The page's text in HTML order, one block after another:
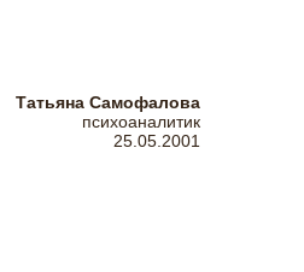
Татьяна Самофалова
психоаналитик
25.05.2001